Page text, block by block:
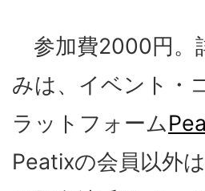
参加費2000円。
みは、イベント・
ラットフォーム
Peatixの会員以外